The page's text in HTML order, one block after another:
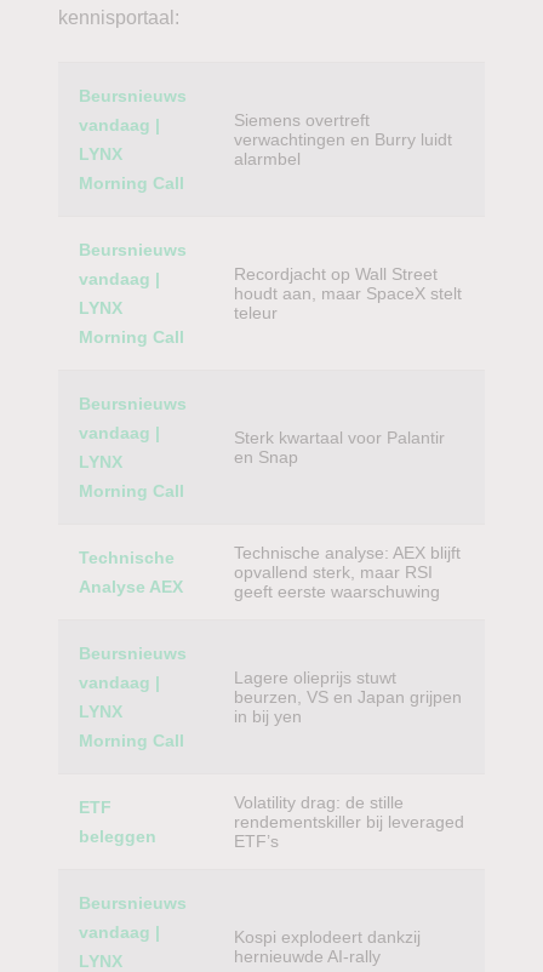
kennisportaal:
Category
Beursnieuws
vandaag |
LYNX
Morning Call
Siemens overtreft
verwachtingen en Burry luidt
alarmbel
Beursnieuws
vandaag |
LYNX
Morning Call
Recordjacht op Wall Street
houdt aan, maar SpaceX stelt
teleur
Beursnieuws
vandaag |
LYNX
Morning Call
Sterk kwartaal voor Palantir
en Snap
Technische
Analyse AEX
Technische analyse: AEX blijft
opvallend sterk, maar RSI
geeft eerste waarschuwing
Beursnieuws
vandaag |
LYNX
Morning Call
Lagere olieprijs stuwt
beurzen, VS en Japan grijpen
in bij yen
ETF
beleggen
Volatility drag: de stille
rendementskiller bij leveraged
ETF’s
Beursnieuws
vandaag |
LYNX
Kospi explodeert dankzij
hernieuwde AI-rally